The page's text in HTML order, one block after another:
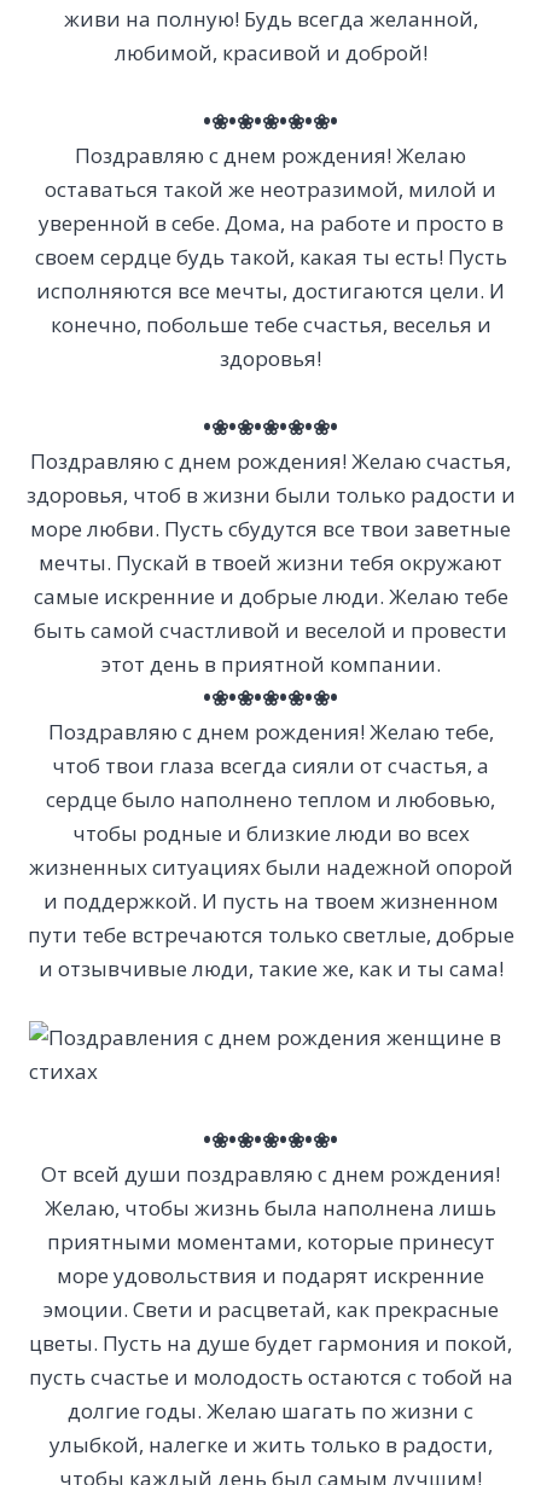
живи на полную! Будь всегда желанной,
любимой, красивой и доброй!
•❀•❀•❀•❀•❀•
Поздравляю с днем рождения! Желаю
оставаться такой же неотразимой, милой и
уверенной в себе. Дома, на работе и просто в
своем сердце будь такой, какая ты есть! Пусть
исполняются все мечты, достигаются цели. И
конечно, побольше тебе счастья, веселья и
здоровья!
•❀•❀•❀•❀•❀•
Поздравляю с днем рождения! Желаю счастья,
здоровья, чтоб в жизни были только радости и
море любви. Пусть сбудутся все твои заветные
мечты. Пускай в твоей жизни тебя окружают
самые искренние и добрые люди. Желаю тебе
быть самой счастливой и веселой и провести
этот день в приятной компании.
•❀•❀•❀•❀•❀•
Поздравляю с днем рождения! Желаю тебе,
чтоб твои глаза всегда сияли от счастья, а
сердце было наполнено теплом и любовью,
чтобы родные и близкие люди во всех
жизненных ситуациях были надежной опорой
и поддержкой. И пусть на твоем жизненном
пути тебе встречаются только светлые, добрые
и отзывчивые люди, такие же, как и ты сама!
•❀•❀•❀•❀•❀•
От всей души поздравляю с днем рождения!
Желаю, чтобы жизнь была наполнена лишь
приятными моментами, которые принесут
море удовольствия и подарят искренние
эмоции. Свети и расцветай, как прекрасные
цветы. Пусть на душе будет гармония и покой,
пусть счастье и молодость остаются с тобой на
долгие годы. Желаю шагать по жизни с
улыбкой, налегке и жить только в радости,
чтобы каждый день был самым лучшим!